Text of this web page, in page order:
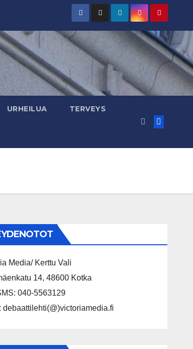
URHEILUA TERVEYS
Media/ Kerttu Vali
14, 48600 Kotka
040-5563129
debaattilehti(@)victoriamedia.fi